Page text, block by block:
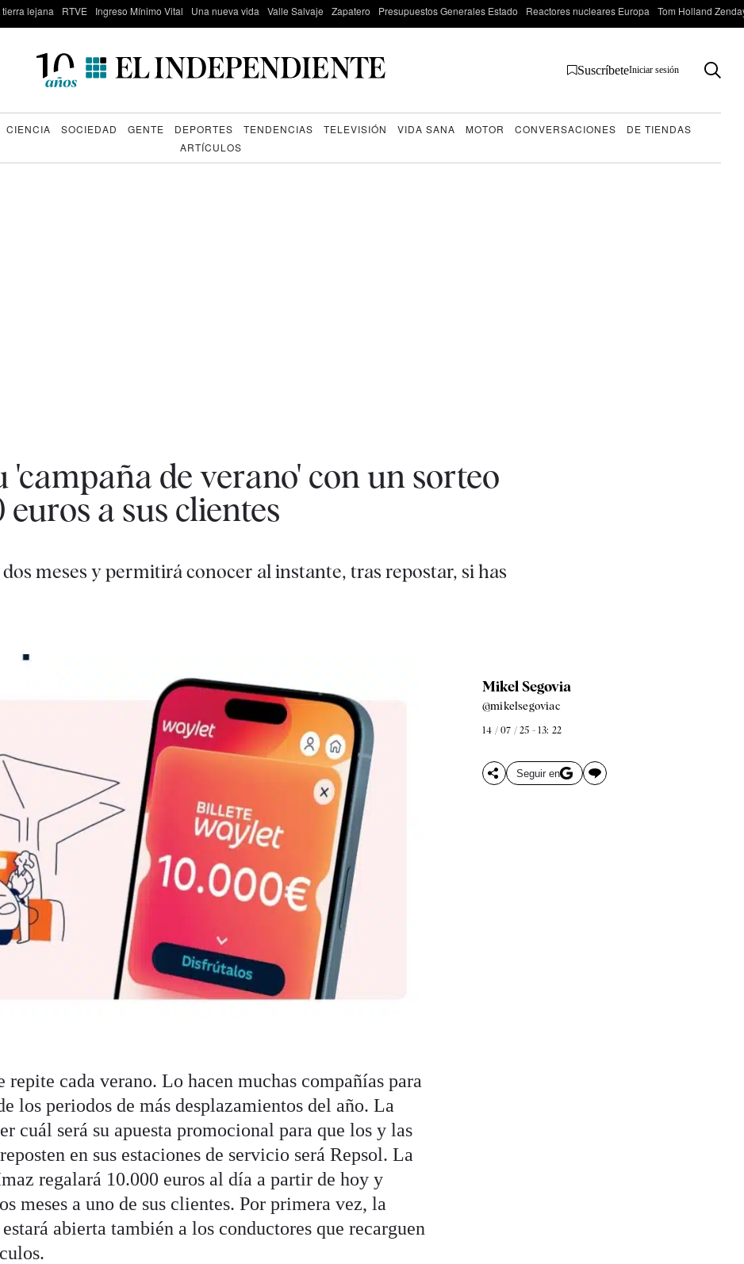
tierra lejana RTVE Ingreso Mínimo Vital Una nueva vida Valle Salvaje Zapatero Presupuestos Generales Estado Reactores nucleares Europa Tom Holland
SuscríbeteIniciar sesión
CIENCIA SOCIEDAD GENTE DEPORTES TENDENCIAS TELEVISIÓN VIDA SANA MOTOR CONVERSACIONES
DE TIENDAS
ARTÍCULOS
'campaña de verano' con un sorteo
a sus clientes
meses y permitirá conocer al instante, tras repostar, si has
Mikel Segovia
@mikelsegoviac
14 / 07 / 25 - 13: 22
Seguir en
cada verano. Lo hacen muchas compañías para
los periodos de más desplazamientos del año. La
cuál será su apuesta promocional para que los y las
en sus estaciones de servicio será Repsol. La
regalará 10.000 euros al día a partir de hoy y
meses a uno de sus clientes. Por primera vez, la
abierta también a los conductores que recarguen